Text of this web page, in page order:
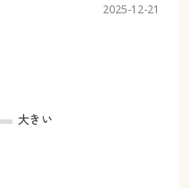
2025-12-21
大きい